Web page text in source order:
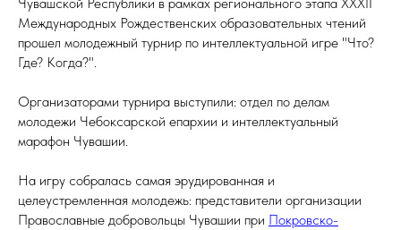
Международных Рождественских образовательных чтений
прошел молодежный турнир по интеллектуальной игре "Что?
Где? Когда?".
Организаторами турнира выступили: отдел по делам
молодежи Чебоксарской епархии и интеллектуальный
марафон Чувашии.
На игру собралась самая эрудированная и
целеустремленная молодежь: представители организации
Православные добровольцы Чувашии при Покровско-